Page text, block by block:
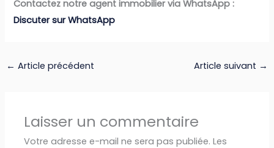
Contactez notre agent immobilier via WhatsApp :
Discuter sur WhatsApp
← Article précédent Article suivant →
Laisser un commentaire
Votre adresse e-mail ne sera pas publiée. Les